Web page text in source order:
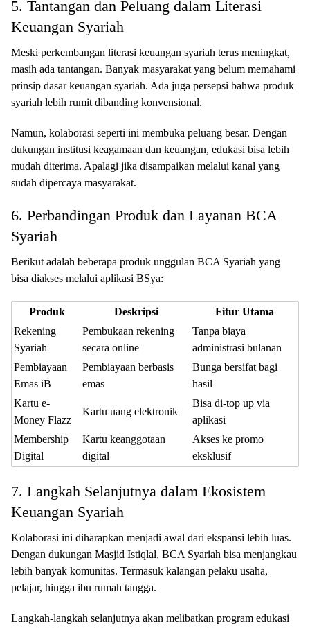
5. Tantangan dan Peluang dalam Literasi
Keuangan Syariah
Meski perkembangan literasi keuangan syariah terus meningkat,
masih ada tantangan. Banyak masyarakat yang belum memahami
prinsip dasar keuangan syariah. Ada juga persepsi bahwa produk
syariah lebih rumit dibanding konvensional.
Namun, kolaborasi seperti ini membuka peluang besar. Dengan
dukungan institusi keagamaan dan keuangan, edukasi bisa lebih
mudah diterima. Apalagi jika disampaikan melalui kanal yang
sudah dipercaya masyarakat.
6. Perbandingan Produk dan Layanan BCA
Syariah
Berikut adalah beberapa produk unggulan BCA Syariah yang
bisa diakses melalui aplikasi BSya:
Produk Deskripsi
Fitur Utama
Rekening
Syariah
Pembukaan rekening
secara online
Tanpa biaya
administrasi bulanan
Pembiayaan
Emas iB
Pembiayaan berbasis
emas
Bunga bersifat bagi
hasil
Kartu e-
Money Flazz
Kartu uang elektronik
Bisa di-top up via
aplikasi
Membership
Digital
Kartu keanggotaan
digital
Akses ke promo
eksklusif
7. Langkah Selanjutnya dalam Ekosistem
Keuangan Syariah
Kolaborasi ini diharapkan menjadi awal dari ekspansi lebih luas.
Dengan dukungan Masjid Istiqlal, BCA Syariah bisa menjangkau
lebih banyak komunitas. Termasuk kalangan pelaku usaha,
pelajar, hingga ibu rumah tangga.
Langkah-langkah selanjutnya akan melibatkan program edukasi